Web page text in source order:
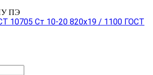
ПЭ
10705 Ст 10-20 820x19 / 1100 ГОСТ